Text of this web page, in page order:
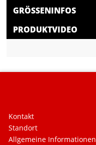
GRÖSSENINFOS
PRODUKTVIDEO
Kontakt
Standort
Allgemeine Informationen